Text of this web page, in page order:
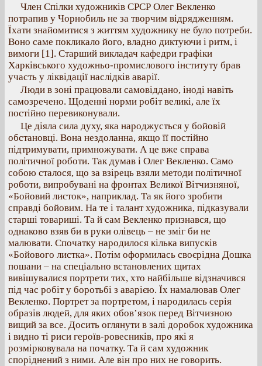
Член Спілки художників СРСР Олег Векленко
потрапив у Чорнобиль не за творчим відрядженням.
Їхати знайомитися з життям художнику не було потреби.
Воно саме покликало його, владно диктуючи і ритм, і
вимоги [1]. Старший викладач кафедри графіки
Харківського художньо-промислового інституту брав
участь у ліквідації наслідків аварії.
Люди в зоні працювали самовіддано, іноді навіть
самозречено. Щоденні норми робіт великі, але їх
постійно перевиконували.
Це діяла сила духу, яка народжусться у бойовій
обстановці. Вона нездоланна, якщо її постійно
підтримувати, примножувати. А це вже справа
політичної роботи. Так думав і Олег Векленко. Само
собою сталося, що за взірець взяли методи політичної
роботи, випробувані на фронтах Великої Вітчизняної,
«Бойовий листок», наприклад. Та як його зробити
справді бойовим. На те і талант художника, підказували
старші товариші. Та й сам Векленко признався, що
однаково взяв би в руки олівець – не зміг би не
малювати. Спочатку народилося кілька випусків
«Бойового листка». Потім оформилась своєрідна Дошка
пошани – на спеціально встановлених щитах
вивішувалися портрети тих, хто найбільше відзначився
під час робіт у боротьбі з аварією. Їх намалював Олег
Векленко. Портрет за портретом, і народилась серія
образів людей, для яких обов’язок перед Вітчизною
вищий за все. Досить оглянути в залі доробок художника
і видно ті риси героїв-ровесників, про які я
розмірковувала на початку. Та й сам художник
споріднений з ними. Але він про них не говорить.